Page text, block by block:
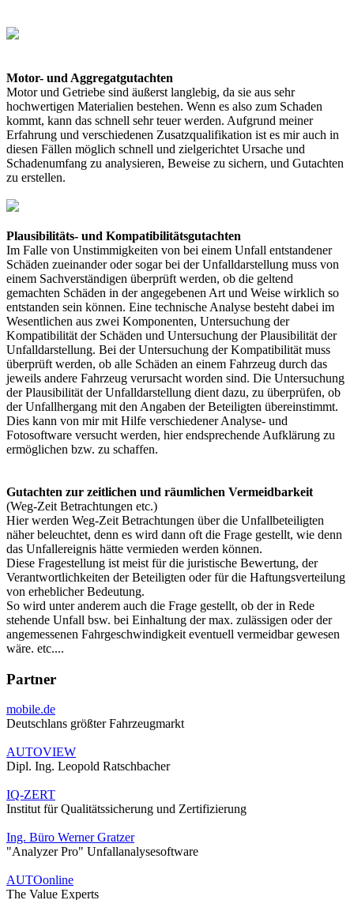
Motor- und Aggregatgutachten
Motor und Getriebe sind äußerst langlebig, da sie aus sehr
hochwertigen Materialien bestehen. Wenn es also zum Schaden
kommt, kann das schnell sehr teuer werden. Aufgrund meiner
Erfahrung und verschiedenen Zusatzqualifikation ist es mir auch in
diesen Fällen möglich schnell und zielgerichtet Ursache und
Schadenumfang zu analysieren, Beweise zu sichern, und Gutachten
zu erstellen.
Plausibilitäts- und Kompatibilitätsgutachten
Im Falle von Unstimmigkeiten von bei einem Unfall entstandener
Schäden zueinander oder sogar bei der Unfalldarstellung muss von
einem Sachverständigen überprüft werden, ob die geltend
gemachten Schäden in der angegebenen Art und Weise wirklich so
entstanden sein können. Eine technische Analyse besteht dabei im
Wesentlichen aus zwei Komponenten, Untersuchung der
Kompatibilität der Schäden und Untersuchung der Plausibilität der
Unfalldarstellung. Bei der Untersuchung der Kompatibilität muss
überprüft werden, ob alle Schäden an einem Fahrzeug durch das
jeweils andere Fahrzeug verursacht worden sind. Die Untersuchung
der Plausibilität der Unfalldarstellung dient dazu, zu überprüfen, ob
der Unfallhergang mit den Angaben der Beteiligten übereinstimmt.
Dies kann von mir mit Hilfe verschiedener Analyse- und
Fotosoftware versucht werden, hier endsprechende Aufklärung zu
ermöglichen bzw. zu schaffen.
Gutachten zur zeitlichen und räumlichen Vermeidbarkeit
(Weg-Zeit Betrachtungen etc.)
Hier werden Weg-Zeit Betrachtungen über die Unfallbeteiligten
näher beleuchtet, denn es wird dann oft die Frage gestellt, wie denn
das Unfallereignis hätte vermieden werden können.
Diese Fragestellung ist meist für die juristische Bewertung, der
Verantwortlichkeiten der Beteiligten oder für die Haftungsverteilung
von erheblicher Bedeutung.
So wird unter anderem auch die Frage gestellt, ob der in Rede
stehende Unfall bsw. bei Einhaltung der max. zulässigen oder der
angemessenen Fahrgeschwindigkeit eventuell vermeidbar gewesen
wäre. etc....
Partner
mobile.de
Deutschlans größter Fahrzeugmarkt
AUTOVIEW
Dipl. Ing. Leopold Ratschbacher
IQ-ZERT
Institut für Qualitätssicherung und Zertifizierung
Ing. Büro Werner Gratzer
"Analyzer Pro" Unfallanalysesoftware
AUTOonline
The Value Experts